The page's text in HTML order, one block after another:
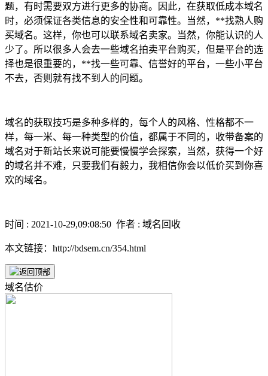
题，有时需要双方进行更多的协商。因此，在获取低成本域名
时，必须保证各类信息的安全性和可靠性。当然，**找熟人购
买域名。这样，你也可以联系域名卖家。当然，你能认识的人
少了。所以很多人会去一些域名拍卖平台购买，但是平台的选
择也是很重要的，**找一些可靠、信誉好的平台，一些小平台
不去，否则就有找不到人的问题。
域名的获取技巧是多种多样的，每个人的风格、性格都不一
样，每一米、每一种类型的价值，都属于不同的，收带备案的
域名对于新站长来说可能要慢慢学会探索，当然，获得一个好
的域名并不难，只要我们有毅力，我相信你会以低价买到你喜
欢的域名。
时间 : 2021-10-29,09:08:50 作者 : 域名回收
本文链接：http://bdsem.cn/354.html
域名估价